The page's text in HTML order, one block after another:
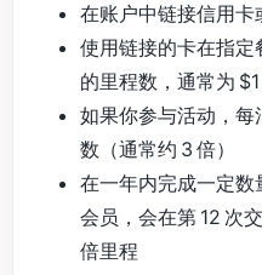
在账户中链接信用卡
使用链接的卡在指定
的里程数，通常为 $1
如果你参与活动，每
数（通常约 3 倍）
在一年内完成一定数
会员，会在第 12 次
倍里程